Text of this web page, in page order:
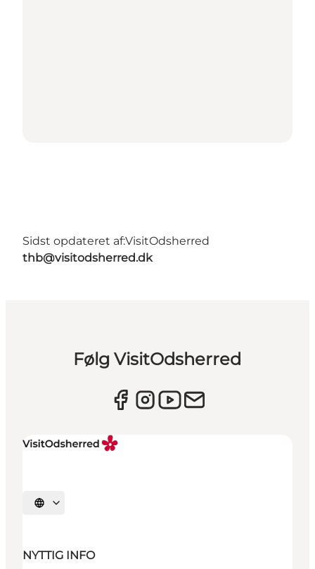
Sidst opdateret af:VisitOdsherred
thb@visitodsherred.dk
Følg VisitOdsherred
Vælg sprog
NYTTIG INFO